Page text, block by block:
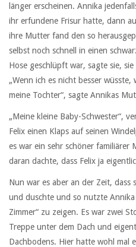
länger erscheinen. Annika
ihr erfundene Frisur hatte, dann
ihre Mutter fand den so
selbst noch schnell in einen
Hose geschlüpft war, sagte sie,
„Wenn ich es nicht besser
meine Tochter“, sagte Annikas
„Meine kleine Baby-Schwester“,
Felix einen Klaps auf seinen
es war ein sehr schöner familiärer
daran dachte, dass Felix ja
Nun war es aber an der Zeit,
und duschte und so nutzte
Zimmer“ zu zeigen. Es war zwei
Treppe unter dem Dach und
Dachbodens. Hier hatte wohl mal